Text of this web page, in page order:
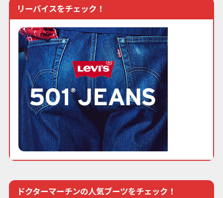
リーバイスをチェック！
ドクターマーチンの人気ブーツをチェック！